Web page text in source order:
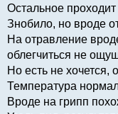
Остальное
Знобило, но вроде
На отравление
облегчиться не
Но есть не хочется,
Температура
Вроде на грипп